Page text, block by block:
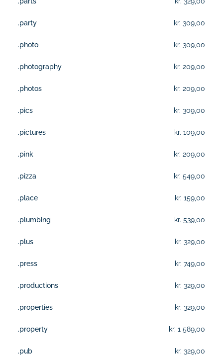
kr. 309,00
.party
kr. 309,00
.photo
kr. 209,00
.photography
kr. 209,00
.photos
kr. 309,00
.pics
kr. 109,00
.pictures
kr. 209,00
.pink
kr. 549,00
.pizza
kr. 159,00
.place
kr. 539,00
.plumbing
kr. 329,00
.plus
kr. 749,00
.press
kr. 329,00
.productions
kr. 329,00
.properties
kr. 1 589,00
.property
kr. 329,00
.pub